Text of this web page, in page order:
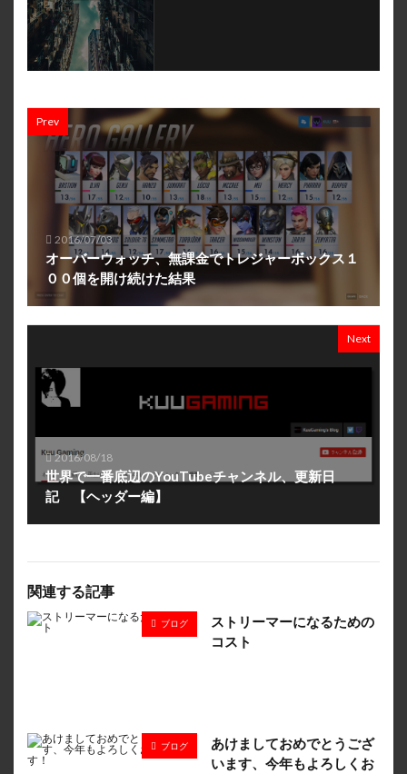
Prev
2016/07/03
オーバーウォッチ、無課金でトレジャーボックス１
００個を開け続けた結果
Next
2016/08/18
世界で一番底辺のYouTubeチャンネル、更新日
記 【ヘッダー編】
関連する記事
ブログ
ストリーマーになるための
コスト
ブログ
あけましておめでとうござ
います、今年もよろしくお